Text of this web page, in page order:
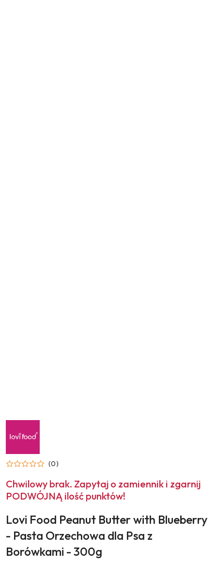
NAZWA
LOVI
(0)
Chwilowy brak. Zapytaj o zamiennik i zgarnij
PODWÓJNĄ ilość punktów!
Lovi Food Peanut Butter with Blueberry
- Pasta Orzechowa dla Psa z
Borówkami - 300g